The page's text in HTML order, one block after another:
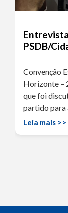
PSDB/
Convenção
Horizonte –
que foi
partido para
Leia mais >>